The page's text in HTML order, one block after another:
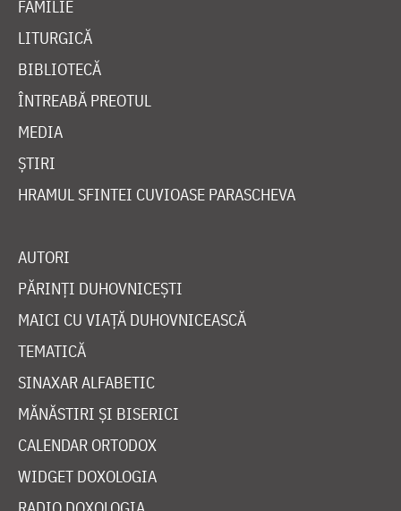
FAMILIE
LITURGICĂ
BIBLIOTECĂ
ÎNTREABĂ PREOTUL
MEDIA
ȘTIRI
HRAMUL SFINTEI CUVIOASE PARASCHEVA
AUTORI
PĂRINȚI DUHOVNICEȘTI
MAICI CU VIAȚĂ DUHOVNICEASCĂ
TEMATICĂ
SINAXAR ALFABETIC
MĂNĂSTIRI ȘI BISERICI
CALENDAR ORTODOX
WIDGET DOXOLOGIA